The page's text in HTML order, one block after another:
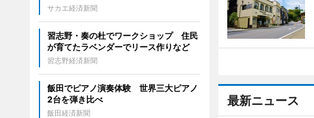
最新ニュース
サカエ経済新聞
習志野・奏の杜でワークショップ 住民
が育てたラベンダーでリース作りなど
習志野経済新聞
飯田でピアノ演奏体験 世界三大ピアノ
2台を弾き比べ
飯田経済新聞